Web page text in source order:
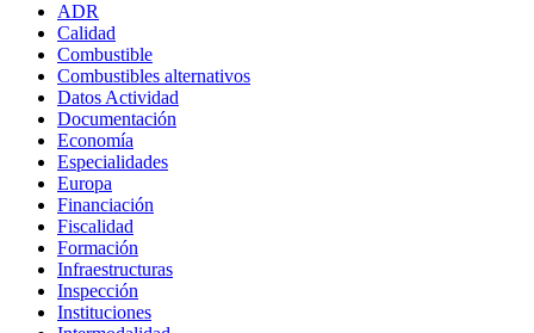
ADR
Calidad
Combustible
Combustibles alternativos
Datos Actividad
Documentación
Economía
Especialidades
Europa
Financiación
Fiscalidad
Formación
Infraestructuras
Inspección
Instituciones